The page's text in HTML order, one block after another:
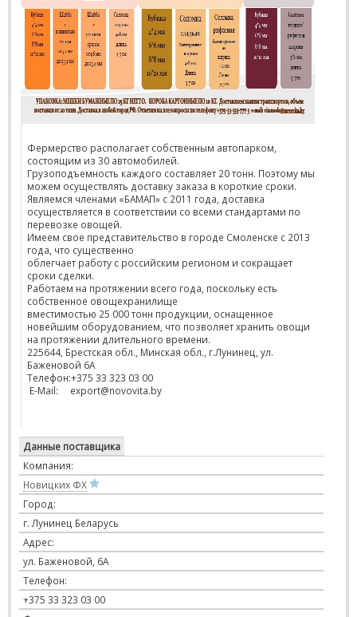
Фермерство располагает собственным автопарком,
состоящим из 30 автомобилей.
Грузоподъемность каждого составляет 20 тонн. Поэтому мы
можем осуществлять доставку заказа в короткие сроки.
Являемся членами «БАМАП» с 2011 года, доставка
осуществляется в соответствии со всеми стандартами по
перевозке овощей.
Имеем свое представительство в городе Смоленске с 2013
года, что существенно
облегчает работу с российским регионом и сокращает
сроки сделки.
Работаем на протяжении всего года, поскольку есть
собственное овощехранилище
вместимостью 25 000 тонн продукции, оснащенное
новейшим оборудованием, что позволяет хранить овощи
на протяжении длительного времени.
225644, Брестская обл., Минская обл., г.Лунинец, ул.
Баженовой 6А
Телефон:+375 33 323 03 00
E-Mail: export@novovita.by
Данные поставщика
Компания:
Новицких ФХ
Город:
г. Лунинец Беларусь
Адрес:
ул. Баженовой, 6А
Телефон:
+375 33 323 03 00